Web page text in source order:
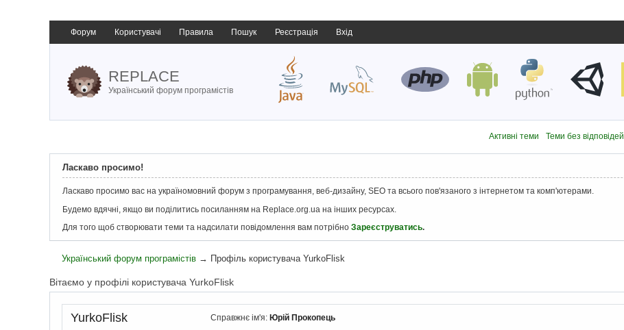
Форум Користувачі Правила Пошук Реєстрація Вхід
REPLACE
Український форум програмістів
Активні теми Теми без відповідей
Ласкаво просимо!
Ласкаво просимо вас на україномовний форум з програмування, веб-дизайну, SEO та всього пов'язаного з інтернетом та комп'ютерами.
Будемо вдячні, якщо ви поділитись посиланням на Replace.org.ua на інших ресурсах.
Для того щоб створювати теми та надсилати повідомлення вам потрібно Зареєструватись.
Український форум програмістів → Профіль користувача YurkoFlisk
Вітаємо у профілі користувача YurkoFlisk
YurkoFlisk Справжнє ім'я: Юрій Прокопець